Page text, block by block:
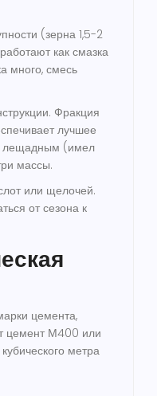
(зерна 1,5-2
как смазка
много, смесь
Фракция
лучшее
лещадным (имел
массы.
или щелочей.
от сезона к
цемента,
цемент М400 или
метра